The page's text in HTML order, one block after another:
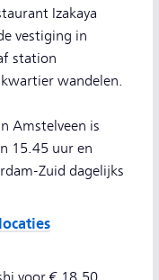
Izakaya
vestiging in
station
wandelen.
Amstelveen is
15.45 uur en
Zuid dagelijks